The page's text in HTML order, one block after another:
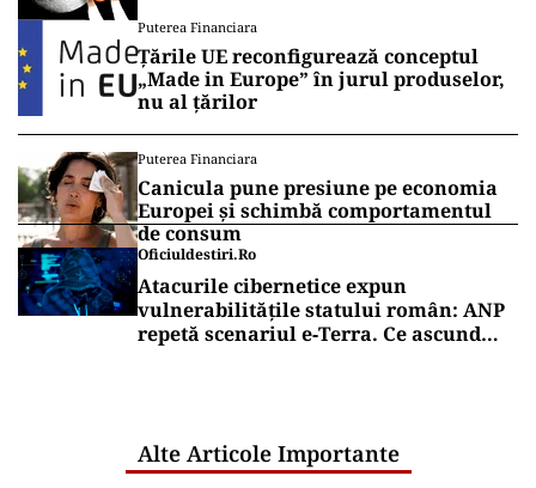
Puterea Financiara
Țările UE reconfigurează conceptul
„Made in Europe” în jurul produselor,
nu al țărilor
Puterea Financiara
Canicula pune presiune pe economia
Europei și schimbă comportamentul
de consum
Oficiuldestiri.ro
Atacurile cibernetice expun
vulnerabilitățile statului român: ANP
repetă scenariul e‑Terra. Ce ascund
Alte Articole Importante